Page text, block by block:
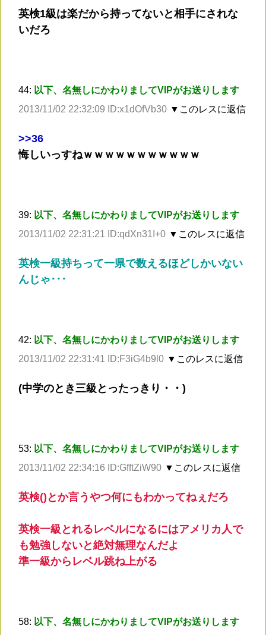
英検1級は楽だから持ってないと相手にされな
いだろ
44: 以下、名無しにかわりましてVIPがお送りします
2013/11/02 22:32:09 ID:x1dOfVb30 ▼このレスに返信
>>36
悔しいっすねｗｗｗｗｗｗｗｗｗｗｗ
39: 以下、名無しにかわりましてVIPがお送りします
2013/11/02 22:31:21 ID:qdXn31I+0 ▼このレスに返信
英検一級持ちって一県で数えるほどしかいない
んじゃ･･･
42: 以下、名無しにかわりましてVIPがお送りします
2013/11/02 22:31:41 ID:F3iG4b9l0 ▼このレスに返信
(中学のとき三級とったっきり・・)
53: 以下、名無しにかわりましてVIPがお送りします
2013/11/02 22:34:16 ID:GfftZiW90 ▼このレスに返信
英検()とか言うやつ何にもわかってねぇだろ
英検一級とれるレベルになるにはアメリカ人で
も勉強しないと絶対無理なんだよ
準一級からレベル跳ね上がる
58: 以下、名無しにかわりましてVIPがお送りします